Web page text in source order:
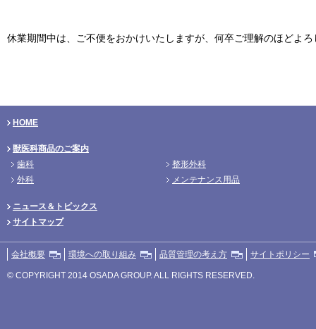
休業期間中は、ご不便をおかけいたしますが、何卒ご理解のほどよ
HOME
獣医科商品のご案内
歯科
整形外科
外科
メンテナンス用品
ニュース＆トピックス
サイトマップ
会社概要 環境への取り組み 品質管理の考え方 サイトポリシー
© COPYRIGHT 2014 OSADA GROUP. ALL RIGHTS RESERVED.